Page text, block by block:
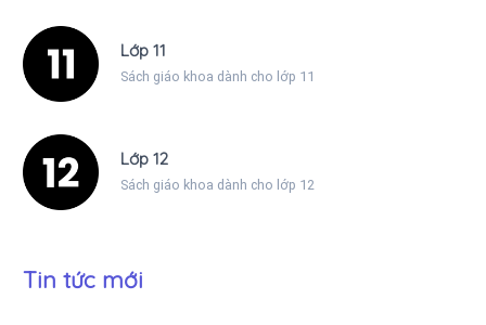
Lớp 11
Sách giáo khoa dành cho lớp 11
Lớp 12
Sách giáo khoa dành cho lớp 12
Tin tức mới